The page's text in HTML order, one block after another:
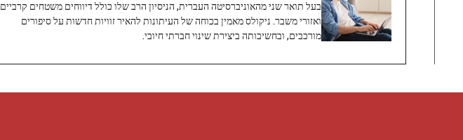
בעל תואר שני מהאוניברסיטה העברית, הניסיון הרב שלו כולל דיווחים משטחים קרביים
ואזורי משבר. ניקולס מאמין בכוחה של העיתונות להאיר זוויות חדשות על סיפורים
מורכבים, ובחשיבותה ביצירת שינוי חברתי חיובי.